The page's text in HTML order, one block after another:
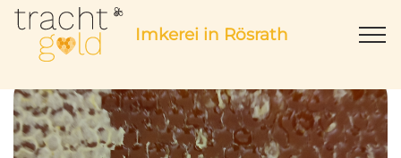
Imkerei in Rösrath